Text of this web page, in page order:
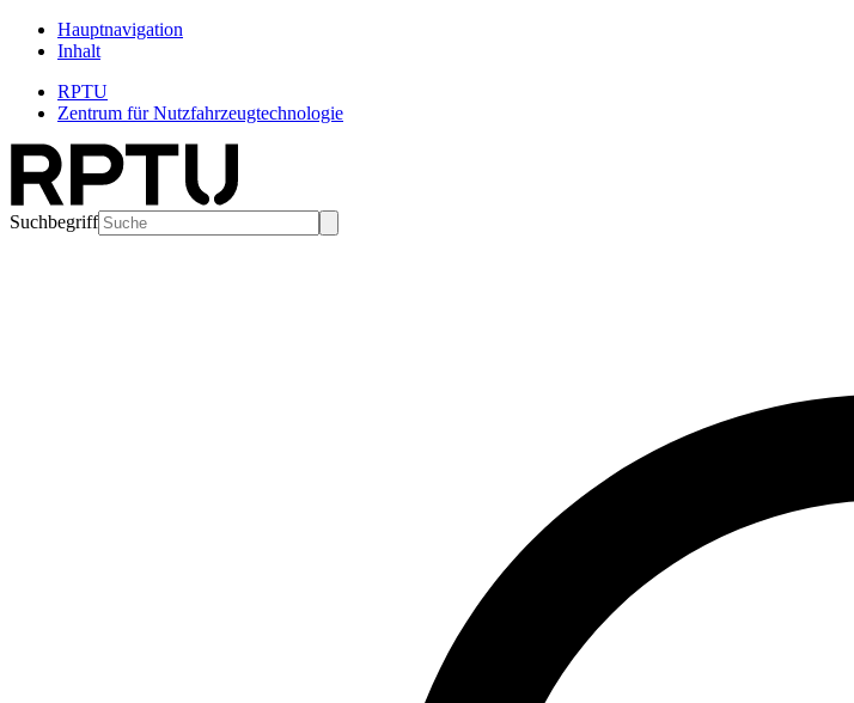
Hauptnavigation
Inhalt
RPTU
Zentrum für Nutzfahrzeugtechnologie
Suchbegriff